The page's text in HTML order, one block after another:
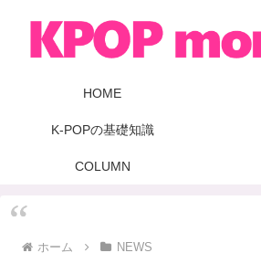
HOME
K-POPの基礎知識
COLUMN
ホーム NEWS